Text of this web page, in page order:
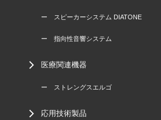
ー スピーカーシステム DIATONE
ー 指向性音響システム
医療関連機器
ー ストレングスエルゴ
応用技術製品